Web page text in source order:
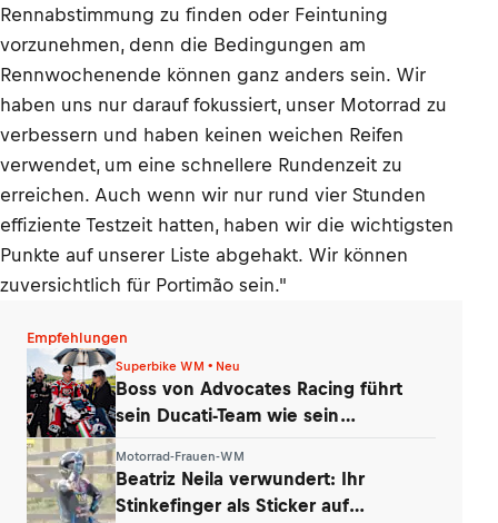
Rennabstimmung zu finden oder Feintuning
vorzunehmen, denn die Bedingungen am
Rennwochenende können ganz anders sein. Wir
haben uns nur darauf fokussiert, unser Motorrad zu
verbessern und haben keinen weichen Reifen
verwendet, um eine schnellere Rundenzeit zu
erreichen. Auch wenn wir nur rund vier Stunden
effiziente Testzeit hatten, haben wir die wichtigsten
Punkte auf unserer Liste abgehakt. Wir können
zuversichtlich für Portimão sein."
Empfehlungen
Superbike WM • Neu
Boss von Advocates Racing führt
sein Ducati-Team wie sein
Motorrad-Frauen-WM
Beatriz Neila verwundert: Ihr
Stinkefinger als Sticker auf